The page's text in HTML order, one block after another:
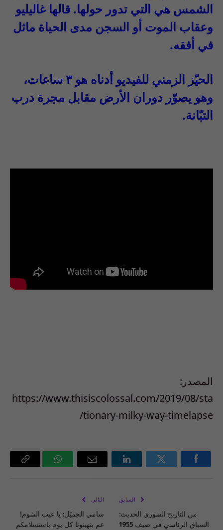
الشمس هي التي تدور حولها. قالها غاليليو
وعقاب الموت أو السجن مدى الحياة ماثل
في أفقه.
الحيّز الزمني للفيديو أدناه هو ٣ ساعات،
وهو يصوّر دوران الأرض مقابل مجرة درب
التبّانة.
المصدر:
https://www.thisiscolossal.com/2019/08/sta
tionary-milky-way-timelapse/
فيسبوك تويتر لينكدإن
البريد
واتساب Copy
السابق
من التاريخ السوري الحديث:
السباق الرئاسي في صيف 1955
التالي
سامي الجميّل: يا عيب الشوم!
عم بتهينونا كل يوم باستسلامكم